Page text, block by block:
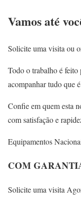
Vamos até
Solicite uma visita ou
Todo o trabalho é feito
acompanhar tudo que
Confie em quem esta
com satisfação e
Equipamentos
COM
Solicite uma visita